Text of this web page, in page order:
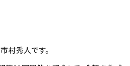
村秀人です。